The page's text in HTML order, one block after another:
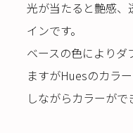
光が当たると艶感、
インです。
ベースの色によりダ
ますがHuesのカラ
しながらカラーが